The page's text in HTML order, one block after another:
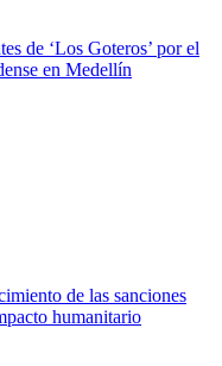
de ‘Los Goteros’ por el
en Medellín
de las sanciones
humanitario